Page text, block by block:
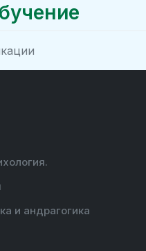
и андрагогика